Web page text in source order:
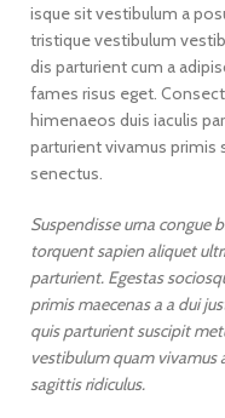
isque sit vestibulum a
tristique vestibulum
dis parturient cum a
fames risus eget.
himenaeos duis iaculis
parturient vivamus primis
senectus.
Suspendisse urna congue
torquent sapien aliquet
parturient. Egestas
primis maecenas a a dui
quis parturient suscipit
vestibulum quam
sagittis ridiculus.